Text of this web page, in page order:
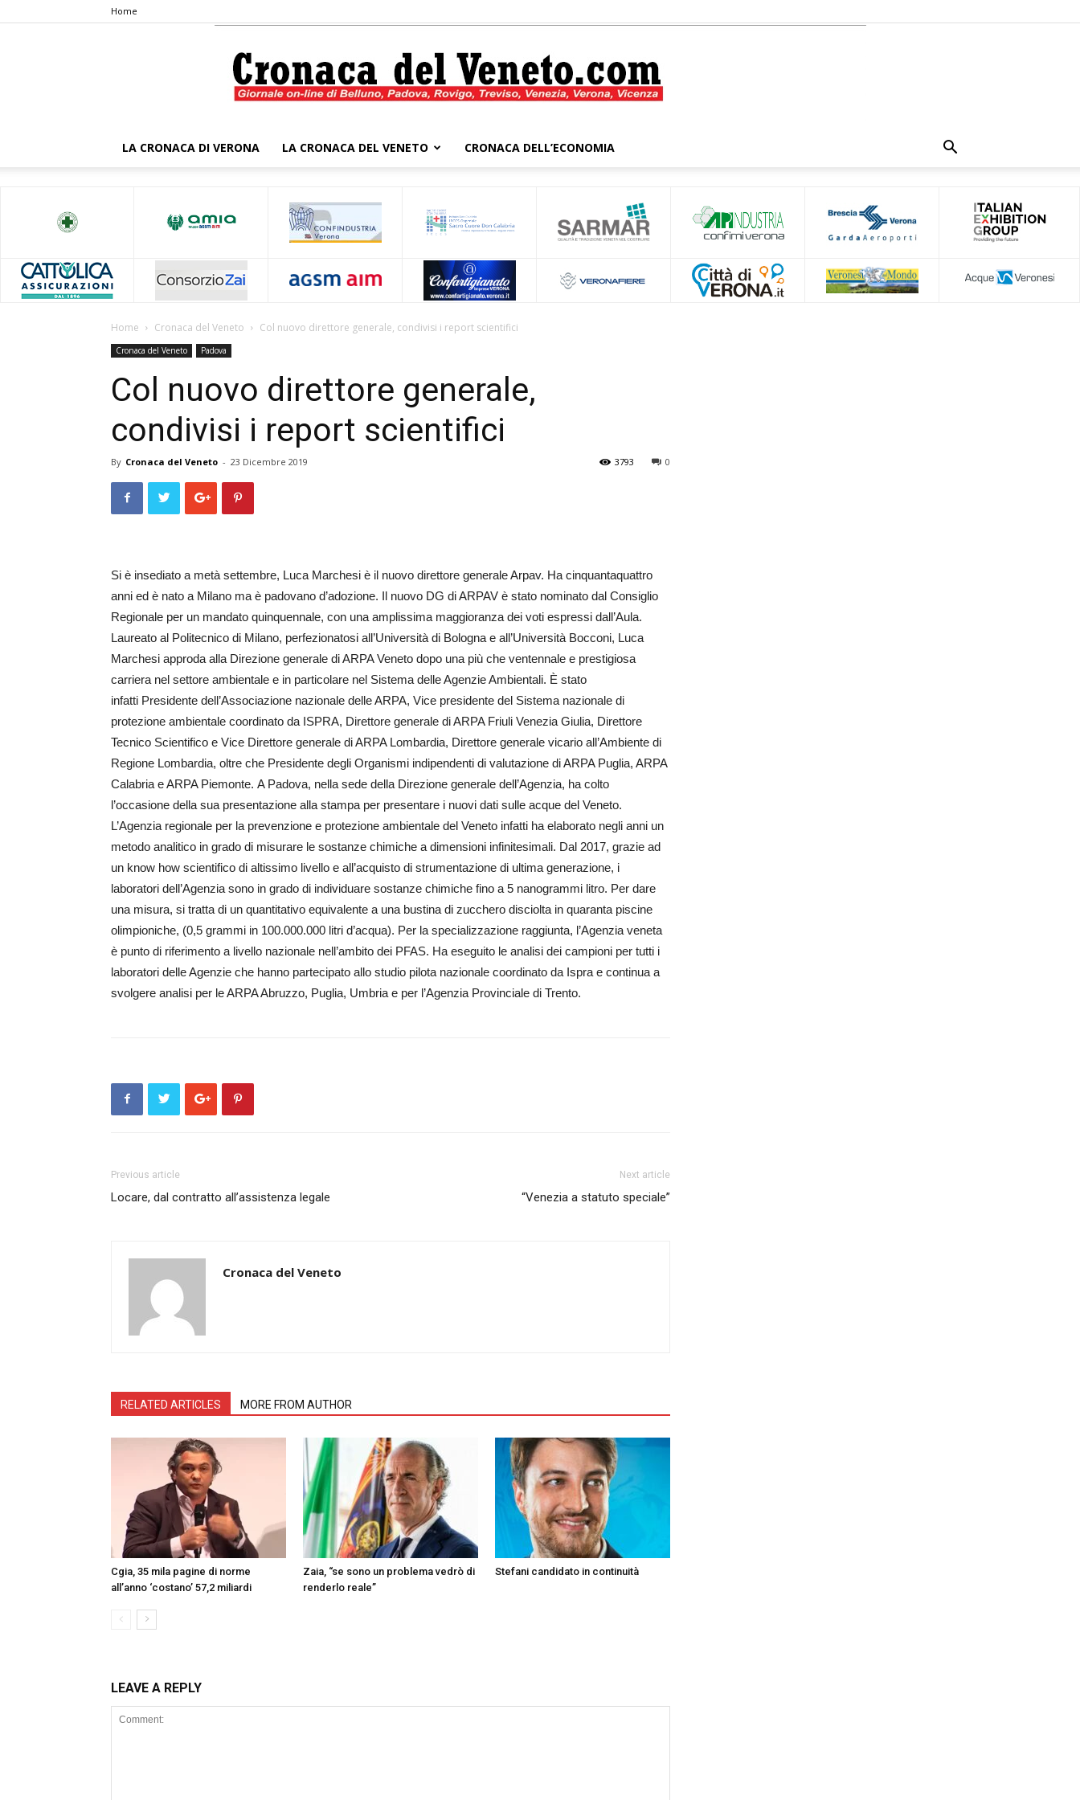
Home
LA CRONACA DI VERONA LA CRONACA DEL VENETO CRONACA DELL’ECONOMIA
Home Cronaca del Veneto Col nuovo direttore generale, condivisi i report scientifici
Cronaca del Veneto Padova
Col nuovo direttore generale,
condivisi i report scientifici
By Cronaca del Veneto - 23 Dicembre 2019 0
3793
Si è insediato a metà settembre, Luca Marchesi è il nuovo direttore generale Arpav. Ha cinquantaquattro
anni ed è nato a Milano ma è padovano d’adozione. Il nuovo DG di ARPAV è stato nominato dal Consiglio
Regionale per un mandato quinquennale, con una amplissima maggioranza dei voti espressi dall’Aula.
Laureato al Politecnico di Milano, perfezionatosi all’Università di Bologna e all’Università Bocconi, Luca
Marchesi approda alla Direzione generale di ARPA Veneto dopo una più che ventennale e prestigiosa
carriera nel settore ambientale e in particolare nel Sistema delle Agenzie Ambientali. È stato
infatti Presidente dell’As­sociazione nazionale delle ARPA, Vice presidente del Sistema nazionale di
protezione ambientale coordinato da ISPRA, Direttore generale di ARPA Friuli Venezia Giulia, Direttore
Tecnico Scientifico e Vice Direttore generale di ARPA Lombardia, Direttore generale vicario all’Ambiente di
Regione Lombardia, oltre che Presidente degli Organismi indipendenti di valutazione di ARPA Puglia, ARPA
Calabria e ARPA Piemonte. A Padova, nella sede della Direzione generale dell’Agenzia, ha colto
l’occasione della sua presentazione alla stampa per presentare i nuovi dati sulle acque del Veneto.
L’Agenzia regionale per la prevenzione e protezione ambientale del Veneto infatti ha elaborato negli anni un
metodo analitico in grado di misurare le sostanze chimiche a dimensioni infinitesimali. Dal 2017, grazie ad
un know how scientifico di altissimo livello e all’acquisto di strumentazione di ultima generazione, i
laboratori dell’Agenzia sono in grado di individuare sostanze chimiche fino a 5 nanogrammi litro. Per dare
una misura, si tratta di un quantitativo equivalente a una bustina di zucchero disciolta in quaranta piscine
olimpioniche, (0,5 grammi in 100.000.000 litri d’acqua). Per la specializzazione raggiunta, l’Agenzia veneta
è punto di riferimento a livello nazionale nell’ambito dei PFAS. Ha eseguito le analisi dei campioni per tutti i
laboratori delle Agenzie che hanno partecipato allo studio pilota nazionale coordinato da Ispra e continua a
svolgere analisi per le ARPA Abruzzo, Puglia, Umbria e per l’Agenzia Provinciale di Trento.
Previous article
Locare, dal contratto all’assistenza legale
Next article
“Venezia a statuto speciale”
Cronaca del Veneto
RELATED ARTICLES MORE FROM AUTHOR
Cgia, 35 mila pagine di norme
all’anno ‘costano’ 57,2 miliardi
Zaia, “se sono un problema vedrò di
renderlo reale”
Stefani candidato in continuità
LEAVE A REPLY